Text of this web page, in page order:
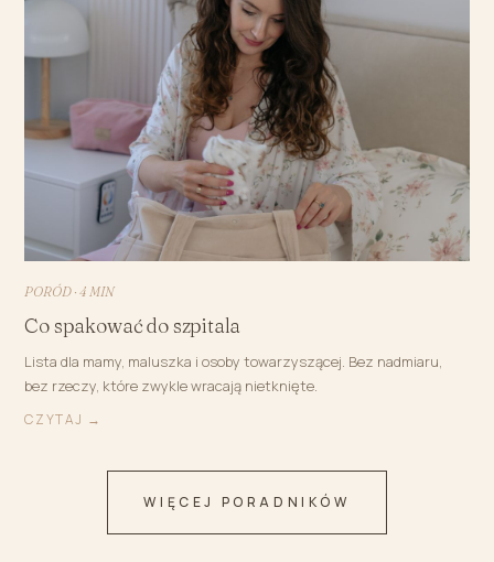
PORÓD · 4 MIN
Co spakować do szpitala
Lista dla mamy, maluszka i osoby towarzyszącej. Bez nadmiaru,
bez rzeczy, które zwykle wracają nietknięte.
CZYTAJ →
WIĘCEJ PORADNIKÓW